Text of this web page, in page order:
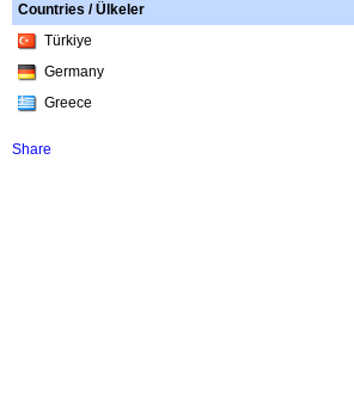
Countries / Ülkeler
Türkiye
Germany
Greece
Share